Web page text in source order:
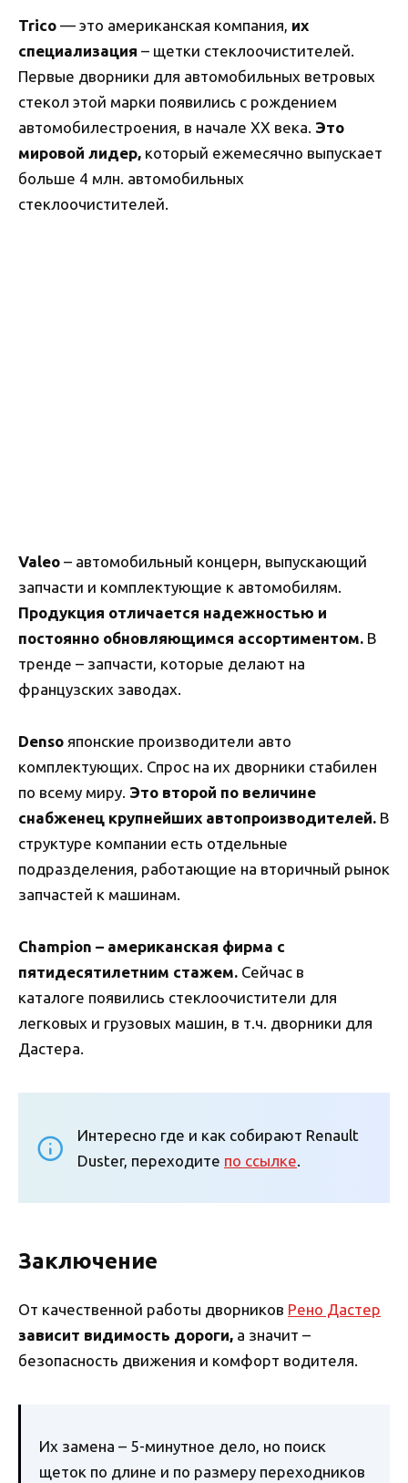
Trico — это американская компания, их
специализация – щетки стеклоочистителей.
Первые дворники для автомобильных ветровых
стекол этой марки появились с рождением
автомобилестроения, в начале XX века. Это
мировой лидер, который ежемесячно выпускает
больше 4 млн. автомобильных
стеклоочистителей.
Valeo – автомобильный концерн, выпускающий
запчасти и комплектующие к автомобилям.
Продукция отличается надежностью и
постоянно обновляющимся ассортиментом. В
тренде – запчасти, которые делают на
французских заводах.
Denso японские производители авто
комплектующих. Спрос на их дворники стабилен
по всему миру. Это второй по величине
снабженец крупнейших автопроизводителей. В
структуре компании есть отдельные
подразделения, работающие на вторичный рынок
запчастей к машинам.
Champion – американская фирма с
пятидесятилетним стажем. Сейчас в
каталоге появились стеклоочистители для
легковых и грузовых машин, в т.ч. дворники для
Дастера.
Интересно где и как собирают Renault
Duster, переходите по ссылке
Заключение
От качественной работы дворников Рено Дастер
зависит видимость дороги, а значит –
безопасность движения и комфорт водителя.
Их замена – 5-минутное дело, но поиск
щеток по длине и по размеру переходников